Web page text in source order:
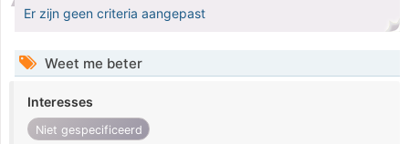
Er zijn geen criteria aangepast
Weet me beter
Interesses
Niet gespecificeerd